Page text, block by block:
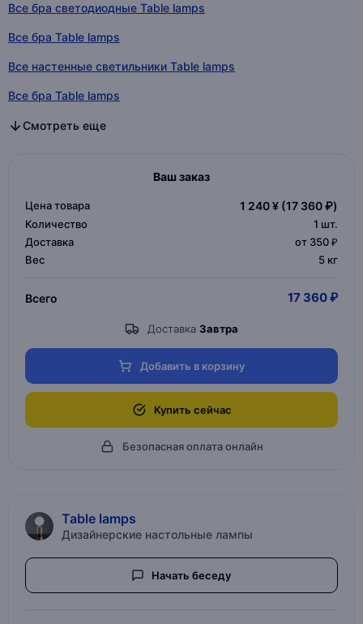
Все бра светодиодные Table lamps
Все бра Table lamps
Все настенные светильники Table lamps
Все бра Table lamps
Все бра светодиодные в категории
Все бра в категории
Все настенные светильники в категории
Все бра в категории
Смотреть еще
Ваш заказ
Цена товара 1 240 ¥ (17 360 ₽)
Количество 1 шт.
Доставка
от 350 ₽
Вес
5 кг
Всего 17 360 ₽
Доставка Завтра
Добавить в корзину
Купить сейчас
Безопасная оплата онлайн
Table lamps
Дизайнерские настольные лампы
Начать беседу